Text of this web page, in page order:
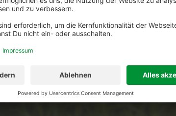
zu top farmplan oder benötigst
ruf uns an. Wir helfen Dir gerne weiter!
801 44 84
bis Donnerstag von 8:30 Uhr bis 16:30 Uhr und Freitag bis